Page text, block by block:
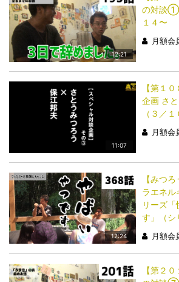
12:21
の対談①
１４〜
月額会
11:07
【第１
企画 さ
（３／
月額会
12:24
【みつ
ラエネル
リーズ「
す」（シ
月額会
【第２